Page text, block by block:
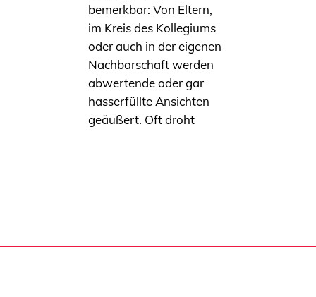
bemerkbar: Von Eltern,
im Kreis des Kollegiums
oder auch in der eigenen
Nachbarschaft werden
abwertende oder gar
hasserfüllte Ansichten
geäußert. Oft droht